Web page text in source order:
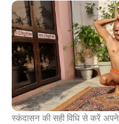
स्कंदासन की सही विधि से करें अपने